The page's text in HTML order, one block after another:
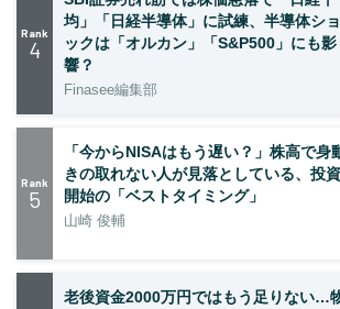
Rank
4
均」「日経半導体」に試練、半導体ショ
ックは「オルカン」「S&P500」にも影
響？
Finasee編集部
Rank
5
「今からNISAはもう遅い？」株高で身
きの取れない人が見落としている、投資
開始の「ベストタイミング」
山崎 俊輔
老後資金2000万円ではもう足りない…